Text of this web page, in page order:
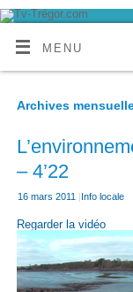
MENU
Archives
– 4’22
16 mars 2011 |Info locale
Regarder la vidéo